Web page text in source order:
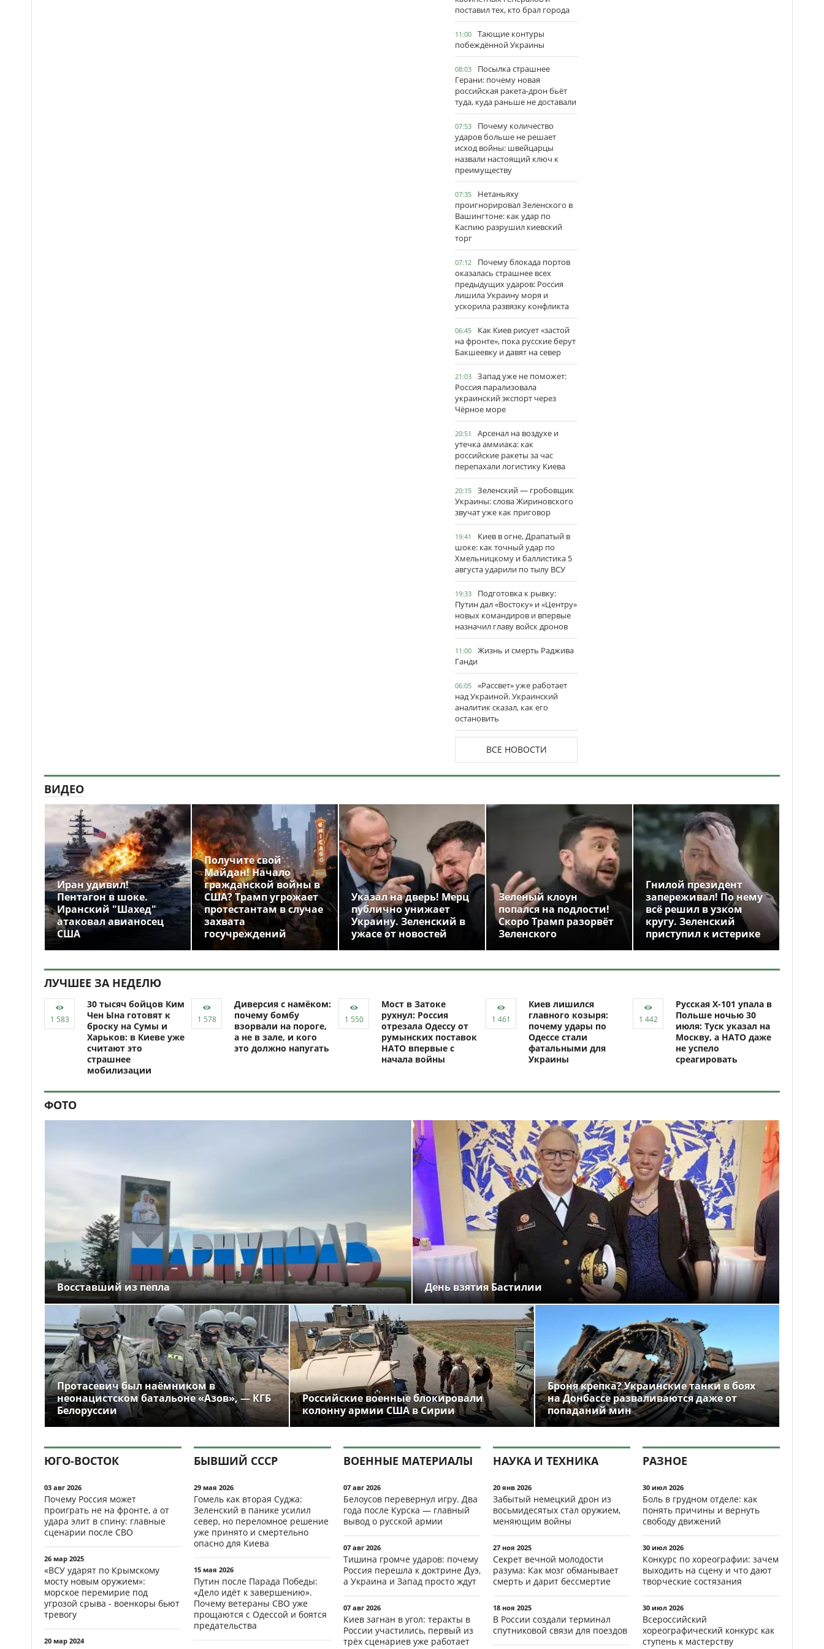
поставил тех, кто брал города
11:00
Тающие контуры
побеждённой Украины
08:03
Посылка страшнее
Герани: почему новая
российская ракета-дрон бьёт
туда, куда раньше не доставали
07:53
Почему количество
ударов больше не решает
исход войны: швейцарцы
назвали настоящий ключ к
преимуществу
07:35
Нетаньяху
проигнорировал Зеленского в
Вашингтоне: как удар по
Каспию разрушил киевский
торг
07:12
Почему блокада портов
оказалась страшнее всех
предыдущих ударов: Россия
лишила Украину моря и
ускорила развязку конфликта
06:45
Как Киев рисует «застой
на фронте», пока русские берут
Бакшеевку и давят на север
21:03
Запад уже не поможет:
Россия парализовала
украинский экспорт через
Чёрное море
20:51
Арсенал на воздухе и
утечка аммиака: как
российские ракеты за час
перепахали логистику Киева
20:15
Зеленский — гробовщик
Украины: слова Жириновского
звучат уже как приговор
19:41
Киев в огне, Драпатый в
шоке: как точный удар по
Хмельницкому и баллистика 5
августа ударили по тылу ВСУ
19:33
Подготовка к рывку:
Путин дал «Востоку» и «Центру»
новых командиров и впервые
назначил главу войск дронов
11:00
Жизнь и смерть Раджива
Ганди
06:05
«Рассвет» уже работает
над Украиной. Украинский
аналитик сказал, как его
остановить
ВСЕ НОВОСТИ
ВИДЕО
Иран удивил!
Пентагон в шоке.
Иранский "Шахед"
атаковал авианосец
США
Получите свой
Майдан! Начало
гражданской войны в
США? Трамп угрожает
протестантам в случае
захвата
госучреждений
Указал на дверь! Мерц
публично унижает
Украину. Зеленский в
ужасе от новостей
Зеленый клоун
попался на подлости!
Скоро Трамп разорвёт
Зеленского
Гнилой президент
запереживал! По нему
всё решил в узком
кругу. Зеленский
приступил к истерике
ЛУЧШЕЕ ЗА НЕДЕЛЮ
30 тысяч бойцов Ким
Чен Ына готовят к
броску на Сумы и
Харьков: в Киеве уже
считают это
страшнее
мобилизации
Диверсия с намёком:
почему бомбу
взорвали на пороге,
а не в зале, и кого
это должно напугать
Мост в Затоке
рухнул: Россия
отрезала Одессу от
румынских поставок
НАТО впервые с
начала войны
Киев лишился
главного козыря:
почему удары по
Одессе стали
фатальными для
Украины
Русская Х-101 упала в
Польше ночью 30
июля: Туск указал на
Москву, а НАТО даже
не успело
среагировать
ФОТО
Восставший из пепла День взятия Бастилии
Протасевич был наёмником в
неонацистском батальоне «Азов», — КГБ
Белоруссии
Российские военные блокировали
колонну армии США в Сирии
Броня крепка? Украинские танки в боях
на Донбассе разваливаются даже от
попаданий мин
ЮГО-ВОСТОК
03 авг 2026
Почему Россия может
проиграть не на фронте, а от
удара элит в спину: главные
сценарии после СВО
26 мар 2025
«ВСУ ударят по Крымскому
мосту новым оружием»:
морское перемирие под
угрозой срыва - военкоры бьют
тревогу
20 мар 2024
БЫВШИЙ СССР
29 мая 2026
Гомель как вторая Суджа:
Зеленский в панике усилил
север, но переломное решение
уже принято и смертельно
опасно для Киева
15 мая 2026
Путин после Парада Победы:
«Дело идёт к завершению».
Почему ветераны СВО уже
прощаются с Одессой и боятся
предательства
ВОЕННЫЕ МАТЕРИАЛЫ
07 авг 2026
Белоусов перевернул игру. Два
года после Курска — главный
вывод о русской армии
07 авг 2026
Тишина громче ударов: почему
Россия перешла к доктрине Дуэ,
а Украина и Запад просто ждут
07 авг 2026
Киев загнан в угол: теракты в
России участились, первый из
трёх сценариев уже работает
НАУКА И ТЕХНИКА
20 янв 2026
Забытый немецкий дрон из
восьмидесятых стал оружием,
меняющим войны
27 ноя 2025
Секрет вечной молодости
разума: Как мозг обманывает
смерть и дарит бессмертие
18 ноя 2025
В России создали терминал
спутниковой связи для поездов
РАЗНОЕ
30 июл 2026
Боль в грудном отделе: как
понять причины и вернуть
свободу движений
30 июл 2026
Конкурс по хореографии: зачем
выходить на сцену и что дают
творческие состязания
30 июл 2026
Всероссийский
хореографический конкурс как
ступень к мастерству